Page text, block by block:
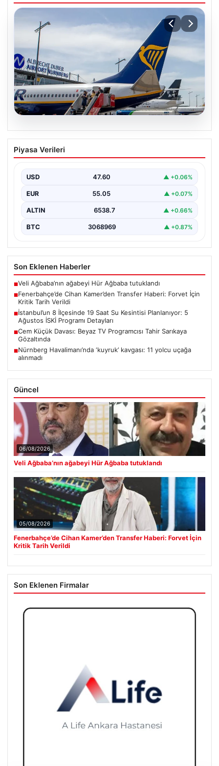
02.08.2026
7 Nisan 2026 Güncel Altın Fiyatları ve
Piyasa Analizi
bölgesel gerilimler nedeniyle dalgalı seyrini sürdürüyor.
ABD, İsrail…
Piyasa Verileri
USD 47.60 ▲ +0.06%
EUR 55.05 ▲ +0.07%
ALTIN 6538.7 ▲ +0.66%
BTC 3068969 ▲ +0.87%
Son Eklenen Haberler
■Veli Ağbaba’nın ağabeyi Hür Ağbaba tutuklandı
■Fenerbahçe’de Cihan Kamer’den Transfer Haberi: Forvet İçin
Kritik Tarih Verildi
■İstanbul’un 8 İlçesinde 19 Saat Su Kesintisi Planlanıyor: 5
Ağustos İSKİ Programı Detayları
■Cem Küçük Davası: Beyaz TV Programcısı Tahir Sarıkaya
Gözaltında
■Nürnberg Havalimanı’nda ‘kuyruk’ kavgası: 11 yolcu uçağa
alınmadı
Güncel
06/08/2026
Veli Ağbaba’nın ağabeyi Hür Ağbaba tutuklandı
05/08/2026
Fenerbahçe’de Cihan Kamer’den Transfer Haberi: Forvet İçin
Kritik Tarih Verildi
Son Eklenen Firmalar